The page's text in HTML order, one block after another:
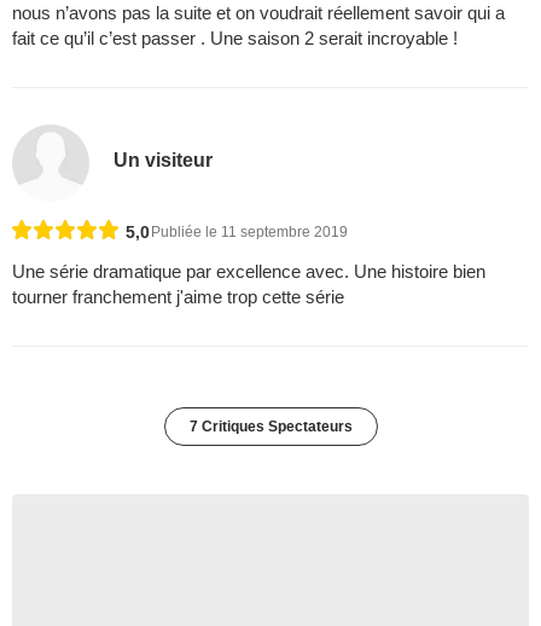
nous n’avons pas la suite et on voudrait réellement savoir qui a
fait ce qu’il c’est passer . Une saison 2 serait incroyable !
Un visiteur
5,0 Publiée le 11 septembre 2019
Une série dramatique par excellence avec. Une histoire bien
tourner franchement j'aime trop cette série
7 Critiques Spectateurs